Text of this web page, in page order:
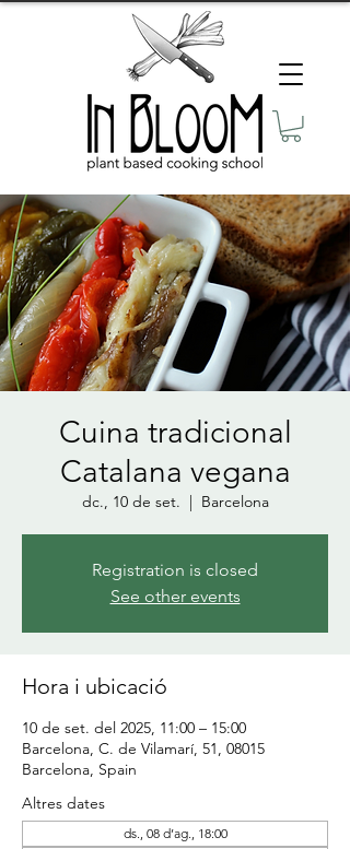
Cuina tradicional
Catalana vegana
dc., 10 de set.
  |
Barcelona
Registration is closed
See other events
Hora i ubicació
10 de set. del 2025, 11:00 – 15:00
Barcelona, C. de Vilamarí, 51, 08015
Barcelona, Spain
Altres dates
ds., 08 d’ag., 18:00